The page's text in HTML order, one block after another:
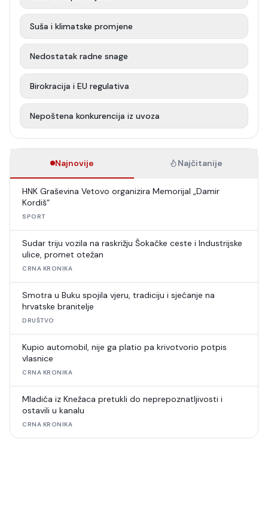
Suša i klimatske promjene
Nedostatak radne snage
Birokracija i EU regulativa
Nepoštena konkurencija iz uvoza
Najnovije Najčitanije
HNK Graševina Vetovo organizira Memorijal „Damir
Kordiš“
SPORT
Sudar triju vozila na raskrižju Šokačke ceste i Industrijske
ulice, promet otežan
CRNA KRONIKA
Smotra u Buku spojila vjeru, tradiciju i sjećanje na
hrvatske branitelje
DRUŠTVO
Kupio automobil, nije ga platio pa krivotvorio potpis
vlasnice
CRNA KRONIKA
Mladića iz Knežaca pretukli do neprepoznatljivosti i
ostavili u kanalu
CRNA KRONIKA